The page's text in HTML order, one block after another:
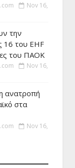
Nov 16,
την
16 του EHF
του ΠΑΟΚ
Nov 16,
ανατροπή
στα
Nov 16,